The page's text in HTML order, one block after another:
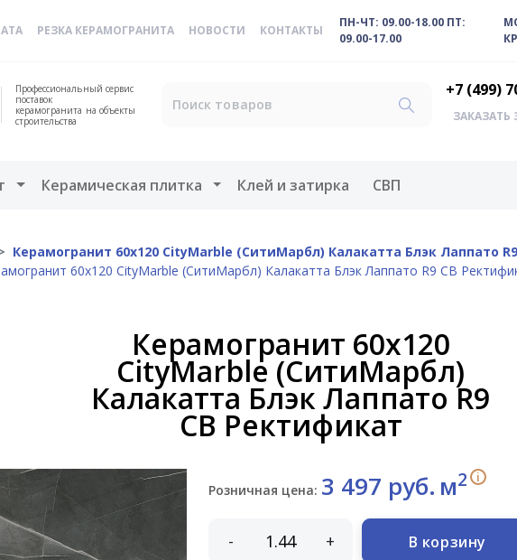
РЕЗКА КЕРАМОГРАНИТА НОВОСТИ КОНТАКТЫ
ПН-ЧТ: 09.00-18.00 ПТ:
09.00-17.00
Профессиональный сервис
поставок
керамогранита на объекты
строительства
+7 (499)
ЗАКАЗАТЬ
Открыть меню
Керамическая плитка Открыть меню
Клей и затирка СВП
Керамогранит 60х120 CityMarble (СитиМарбл) Калакатта Блэк Лаппато
60х120 CityMarble (СитиМарбл) Калакатта Блэк Лаппато R9 CB
Керамогранит 60х120
CityMarble (СитиМарбл)
Калакатта Блэк Лаппато R9
CB Ректификат
Розничная цена: 3 497 руб. м2 i
- + В корзину